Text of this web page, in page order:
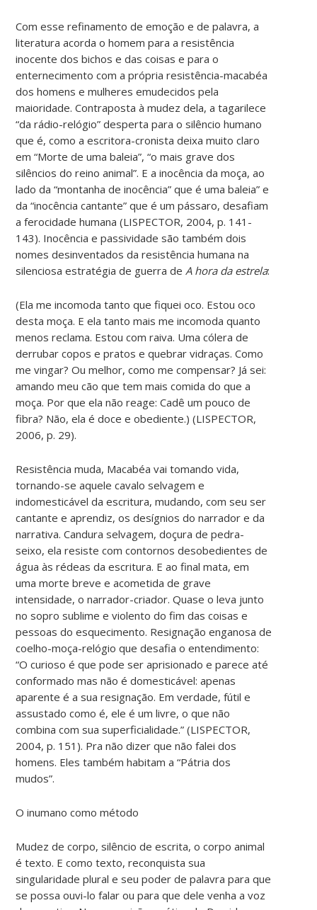
Com esse refinamento de emoção e de palavra, a
literatura acorda o homem para a resistência
inocente dos bichos e das coisas e para o
enternecimento com a própria resistência-macabéa
dos homens e mulheres emudecidos pela
maioridade. Contraposta à mudez dela, a tagarilece
“da rádio-relógio” desperta para o silêncio humano
que é, como a escritora-cronista deixa muito claro
em “Morte de uma baleia”, “o mais grave dos
silêncios do reino animal”. E a inocência da moça, ao
lado da “montanha de inocência” que é uma baleia” e
da “inocência cantante” que é um pássaro, desafiam
a ferocidade humana (LISPECTOR, 2004, p. 141-
143). Inocência e passividade são também dois
nomes desinventados da resistência humana na
silenciosa estratégia de guerra de A hora da estrela:
(Ela me incomoda tanto que fiquei oco. Estou oco
desta moça. E ela tanto mais me incomoda quanto
menos reclama. Estou com raiva. Uma cólera de
derrubar copos e pratos e quebrar vidraças. Como
me vingar? Ou melhor, como me compensar? Já sei:
amando meu cão que tem mais comida do que a
moça. Por que ela não reage: Cadê um pouco de
fibra? Não, ela é doce e obediente.) (LISPECTOR,
2006, p. 29).
Resistência muda, Macabéa vai tomando vida,
tornando-se aquele cavalo selvagem e
indomesticável da escritura, mudando, com seu ser
cantante e aprendiz, os desígnios do narrador e da
narrativa. Candura selvagem, doçura de pedra-
seixo, ela resiste com contornos desobedientes de
água às rédeas da escritura. E ao final mata, em
uma morte breve e acometida de grave
intensidade, o narrador-criador. Quase o leva junto
no sopro sublime e violento do fim das coisas e
pessoas do esquecimento. Resignação enganosa de
coelho-moça-relógio que desafia o entendimento:
“O curioso é que pode ser aprisionado e parece até
conformado mas não é domesticável: apenas
aparente é a sua resignação. Em verdade, fútil e
assustado como é, ele é um livre, o que não
combina com sua superficialidade.” (LISPECTOR,
2004, p. 151). Pra não dizer que não falei dos
homens. Eles também habitam a “Pátria dos
mudos”.
O inumano como método
Mudez de corpo, silêncio de escrita, o corpo animal
é texto. E como texto, reconquista sua
singularidade plural e seu poder de palavra para que
se possa ouvi-lo falar ou para que dele venha a voz